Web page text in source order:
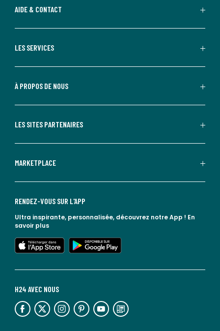
AIDE & CONTACT
LES SERVICES
À PROPOS DE NOUS
LES SITES PARTENAIRES
MARKETPLACE
H24 AVEC NOUS
lien vers l'espace réseaux sociaux lien vers l'espace réseaux sociaux lien vers l'espace réseaux sociaux lien vers l'espace réseaux sociaux lien vers l'espace réseaux sociaux lien vers le blog la redoute
RENDEZ-VOUS SUR L'APP
Ultra inspirante, personnalisée, découvrez notre App ! En
savoir plus
lien vers l'app store
lien vers google play